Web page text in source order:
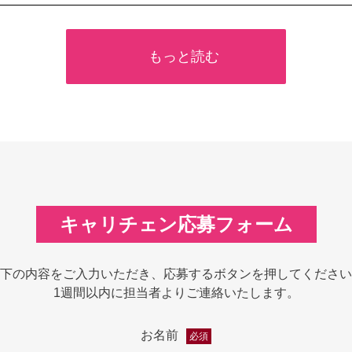
もっと読む
キャリチェン応募フォーム
の内容をご入力いただき、応募するボタンを押してくださ
1週間以内に担当者よりご連絡いたします。
お名前 必須